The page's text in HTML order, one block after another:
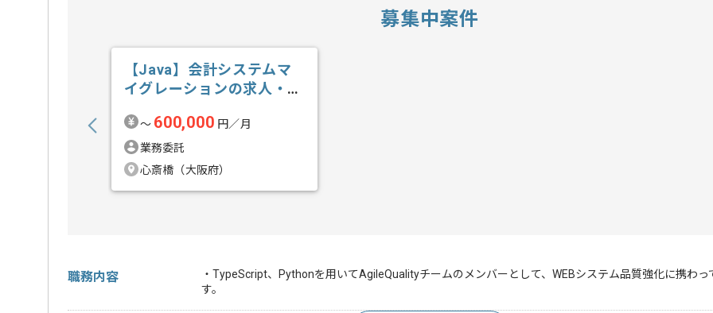
募集中案件
【Java】会計システムマ
イグレーションの求人・案
〜 600,000 円／月
業務委託
心斎橋（大阪府）
職務内容
・TypeScript、Pythonを用いてAgileQualityチームのメンバーとして、WEBシステム品質強化に携わっ
す。